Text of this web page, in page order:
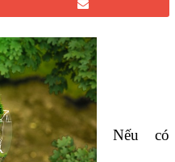
Nếu có